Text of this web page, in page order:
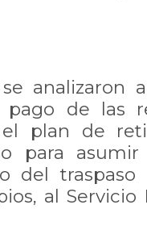
analizaron
de las
el plan de
para
del
al Servicio